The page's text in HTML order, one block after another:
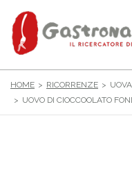
HOME RICORRENZE
UOVO DI CIOCCOOLATO